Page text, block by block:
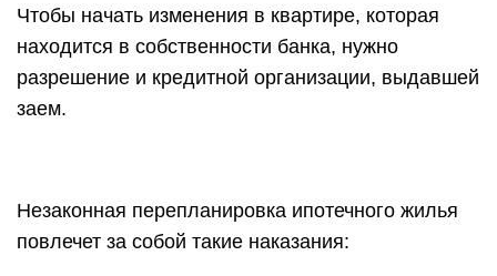
Чтобы начать изменения в квартире, которая
находится в собственности банка, нужно
разрешение и кредитной организации, выдавшей
заем.
Незаконная перепланировка ипотечного жилья
повлечет за собой такие наказания: